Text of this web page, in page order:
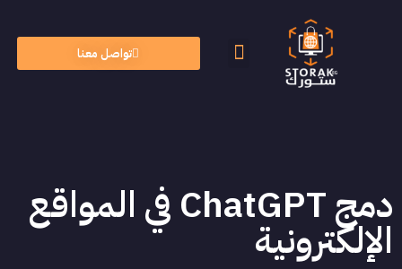
تواصل معنا
دمج ChatGPT في المواقع
الإلكترونية